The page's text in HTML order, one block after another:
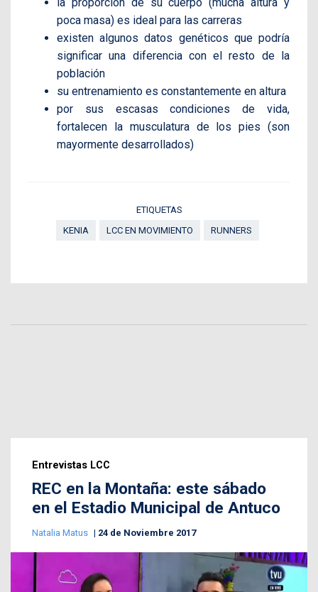
la proporción de su cuerpo (mucha altura y
poca masa) es ideal para las carreras
existen algunos datos genéticos que podría
significar una diferencia con el resto de la
población
su entrenamiento es constantemente en altura
por sus escasas condiciones de vida,
fortalecen la musculatura de los pies (son
mayormente desarrollados)
ETIQUETAS
KENIA
LCC EN MOVIMIENTO RUNNERS
Entrevistas LCC
REC en la Montaña: este sábado
en el Estadio Municipal de Antuco
Natalia Matus 24 de Noviembre 2017